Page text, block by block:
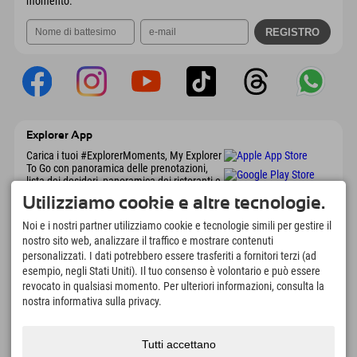
Explorer App
Carica i tuoi #ExplorerMoments, My Explorer
To Go con panoramica delle prenotazioni,
lista dei desideri, panoramica dei ristoranti e
molto altro. Scaricalo subito!
È tempo di momenti da esploratore
166
Laghi di montagna e piscine
avventura
4.634km
Piste per lo sci e lo
snowboard
Utilizziamo cookie e altre tecnologie.
Noi e i nostri partner utilizziamo cookie e tecnologie simili per gestire il
nostro sito web, analizzare il traffico e mostrare contenuti
personalizzati. I dati potrebbero essere trasferiti a fornitori terzi (ad
esempio, negli Stati Uniti). Il tuo consenso è volontario e può essere
revocato in qualsiasi momento. Per ulteriori informazioni, consulta la
nostra informativa sulla privacy.
Tutti accettano